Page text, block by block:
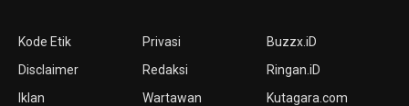
Kode Etik
Disclaimer
Iklan
Privasi
Redaksi
Wartawan
Buzzx.iD
Ringan.iD
Kutagara.com